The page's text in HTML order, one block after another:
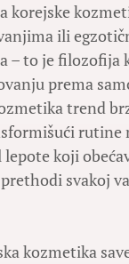
korejske
ili
– to je filozofija
prema
trend
rutine
koji
svakoj
kozmetika